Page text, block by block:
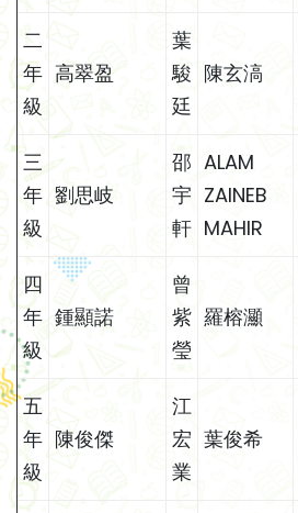
二
年
級
高翠盈
葉
駿
廷
陳玄滈
三
年
級
劉思岐
邵
宇
軒
ALAM
ZAINEB
MAHIR
四
年
級
鍾顯諾
曾
紫
瑩
羅榕灦
五
年
級
陳俊傑
江
宏
業
葉俊希